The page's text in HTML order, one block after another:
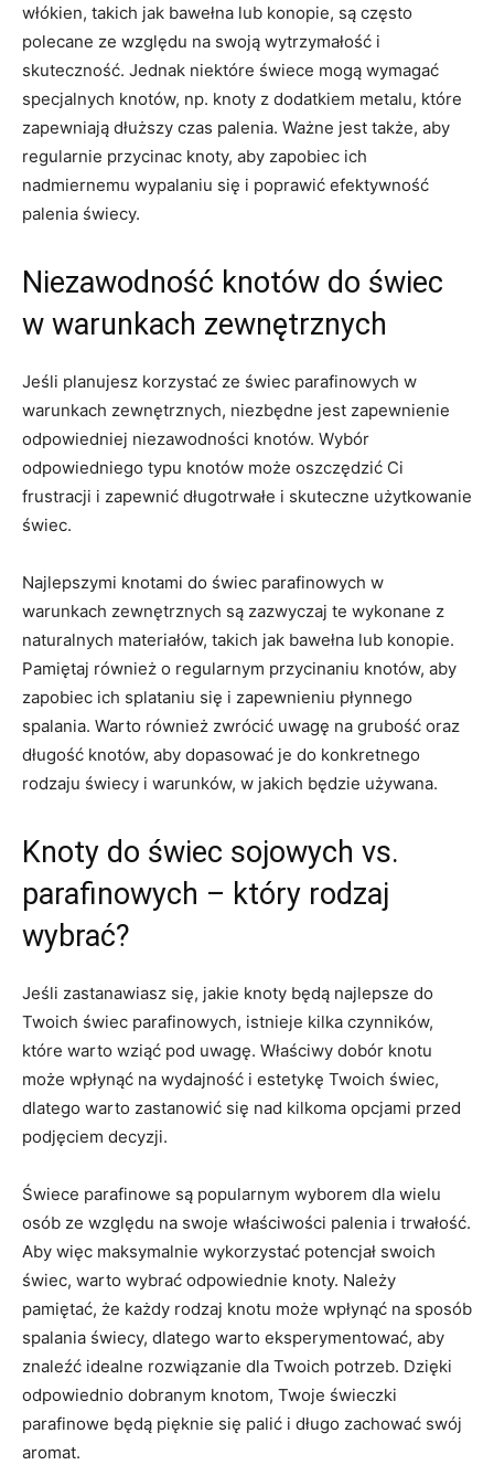
włókien, takich ​jak bawełna lub ‍konopie, są często
polecane ze ⁢względu na ⁣swoją ‌wytrzymałość ⁣i
skuteczność. ‍Jednak ⁢niektóre świece ‍mogą wymagać
specjalnych⁣ knotów,⁢ np. knoty z‍ dodatkiem ​metalu, które
zapewniają dłuższy czas ​palenia. Ważne jest także, aby
regularnie przycinac knoty, aby zapobiec ich
nadmiernemu ‍wypalaniu się i⁣ poprawić efektywność
palenia świecy.
Niezawodność‍ knotów do świec⁢
w⁢ warunkach zewnętrznych
Jeśli planujesz​ korzystać​ ze⁤ świec‌ parafinowych w
warunkach⁤ zewnętrznych, niezbędne jest​ zapewnienie
odpowiedniej niezawodności knotów.‌ Wybór
odpowiedniego typu knotów może oszczędzić Ci
frustracji i zapewnić długotrwałe ⁣i skuteczne ‌użytkowanie
świec.
Najlepszymi ​knotami do świec parafinowych w
warunkach zewnętrznych są⁣ zazwyczaj ⁢te wykonane z
⁣naturalnych materiałów, takich ⁤jak bawełna lub konopie.
Pamiętaj również o regularnym⁢ przycinaniu knotów, aby
zapobiec ‌ich splataniu się i zapewnieniu płynnego
spalania. Warto również zwrócić uwagę‍ na grubość ​oraz
długość ​knotów, aby dopasować je do konkretnego
rodzaju świecy⁣ i warunków,⁣ w jakich będzie używana.
Knoty‍ do świec sojowych ⁤vs.
parafinowych – ‍który rodzaj
wybrać?
Jeśli⁢ zastanawiasz‍ się, jakie knoty będą najlepsze ‌do
Twoich świec parafinowych,​ istnieje kilka​ czynników,‌
które warto ⁣wziąć pod uwagę.‌ Właściwy ⁣dobór knotu
może wpłynąć na wydajność i estetykę Twoich świec,
dlatego warto zastanowić się nad kilkoma opcjami przed
podjęciem decyzji.
Świece parafinowe ⁣są popularnym wyborem​ dla ⁣wielu
osób ze względu na swoje właściwości ​palenia ⁢i ‌trwałość.
Aby więc maksymalnie wykorzystać potencjał swoich
świec, warto ⁤wybrać odpowiednie knoty.‍ Należy
pamiętać, że każdy rodzaj knotu może wpłynąć na sposób
spalania świecy, ⁣dlatego warto eksperymentować, aby
znaleźć idealne rozwiązanie dla Twoich potrzeb. Dzięki
⁣odpowiednio dobranym knotom, Twoje‌ świeczki‌
parafinowe⁤ będą pięknie się ⁣palić i długo zachować swój
aromat.